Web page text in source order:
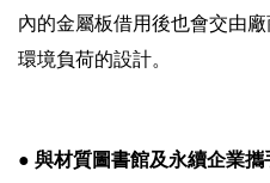
內的金屬板借用後也會交由
環境負荷的設計。
● 與材質圖書館及永續企業攜